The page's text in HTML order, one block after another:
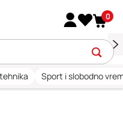
0
Sport i slobodno